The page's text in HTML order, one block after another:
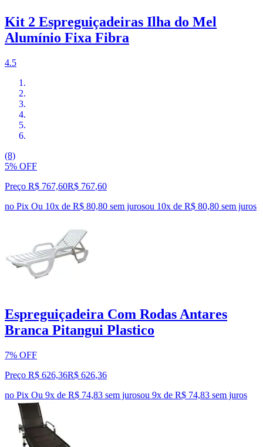
Kit 2 Espreguiçadeiras Ilha do Mel
Alumínio Fixa Fibra
4.5
(8)
5% OFF
Preço R$ 767,60R$ 767,60
no Pix Ou 10x de R$ 80,80 sem jurosou 10x de R$ 80,80 sem juros
Espreguiçadeira Com Rodas Antares
Branca Pitangui Plastico
7% OFF
Preço R$ 626,36R$ 626,36
no Pix Ou 9x de R$ 74,83 sem jurosou 9x de R$ 74,83 sem juros